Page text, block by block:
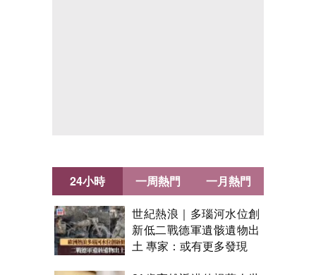
24小時
世紀熱浪｜多瑙河水位創
新低二戰德軍遺骸遺物出
土 專家：或有更多發現
一周熱門 一月熱門